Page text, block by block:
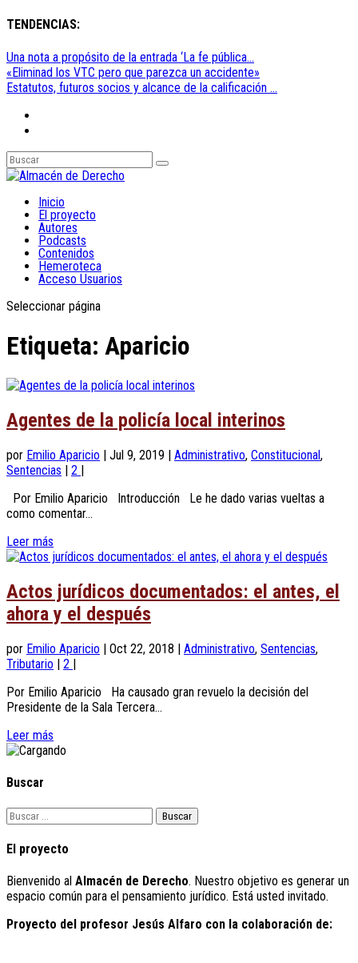
TENDENCIAS:
Una nota a propósito de la entrada ‘La fe pública...
«Eliminad los VTC pero que parezca un accidente»
Estatutos, futuros socios y alcance de la calificación ...
Inicio
El proyecto
Autores
Podcasts
Contenidos
Hemeroteca
Acceso Usuarios
Seleccionar página
Etiqueta: Aparicio
Agentes de la policía local interinos
por Emilio Aparicio Jul 9, 2019 Administrativo, Constitucional,
Sentencias
2
Por Emilio Aparicio Introducción Le he dado varias vueltas a
como comentar...
Leer más
Actos jurídicos documentados: el antes, el
ahora y el después
por Emilio Aparicio | Oct 22, 2018 | Administrativo, Sentencias,
Tributario | 2 |
Por Emilio Aparicio Ha causado gran revuelo la decisión del
Presidente de la Sala Tercera...
Leer más
Buscar
Buscar:
El proyecto
Bienvenido al Almacén de Derecho. Nuestro objetivo es generar un
espacio común para el pensamiento jurídico. Está usted invitado.
Proyecto del profesor Jesús Alfaro con la colaboración de: